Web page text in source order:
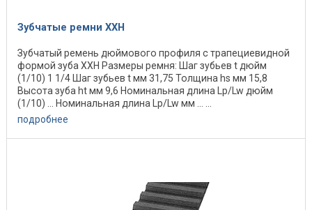
Зубчатые ремни XХН
Зубчатый ремень дюймового профиля с трапециевидной
формой зуба XXH Размеры ремня: Шаг зубьев t дюйм
(1/10) 1 1/4 Шаг зубьев t мм 31,75 Толщина hs мм 15,8
Высота зуба ht мм 9,6 Номинальная длина Lp/Lw дюйм
(1/10) ... Номинальная длина Lp/Lw мм ... ...
подробнее